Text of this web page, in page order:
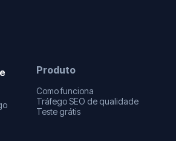
Produto
Como funciona
Tráfego SEO de qualidade
Teste grátis